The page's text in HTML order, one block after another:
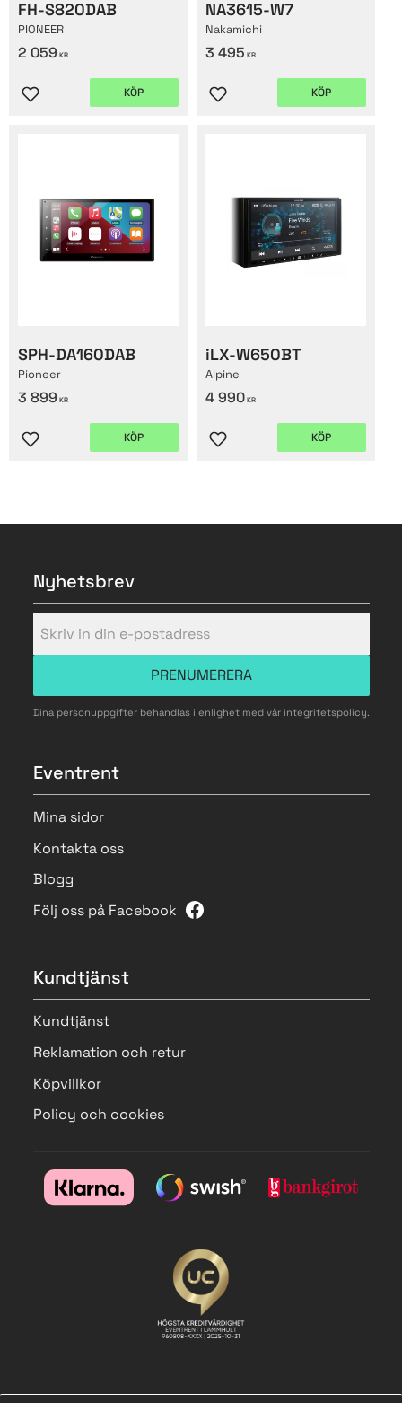
FH-S820DAB
PIONEER
2 059 KR
Lägg till i favoriter
KÖP
NA3615-W7
Nakamichi
3 495 KR
Lägg till i favoriter
KÖP
SPH-DA160DAB
Pioneer
3 899 KR
Lägg till i favoriter
KÖP
iLX-W650BT
Alpine
4 990 KR
Lägg till i favoriter
KÖP
Nyhetsbrev
PRENUMERERA
Dina personuppgifter behandlas i enlighet med vår integritetspolicy.
Eventrent
Mina sidor
Kontakta oss
Blogg
Följ oss på Facebook
Kundtjänst
Kundtjänst
Reklamation och retur
Köpvillkor
Policy och cookies